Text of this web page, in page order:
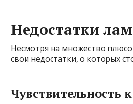
Недостатки
Несмотря на множество
свои недостатки, о которых
Чувствительность